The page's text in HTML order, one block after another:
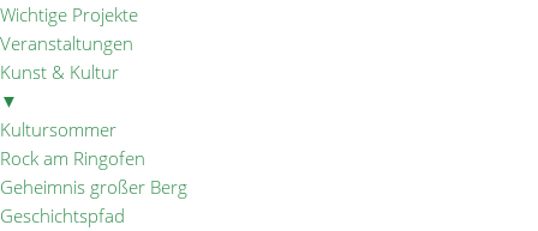
Wichtige Projekte
Veranstaltungen
Kunst & Kultur
▼
Kultursommer
Rock am Ringofen
Geheimnis großer Berg
Geschichtspfad